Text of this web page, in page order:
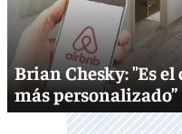
Brian Chesky: "Es
más personalizado”